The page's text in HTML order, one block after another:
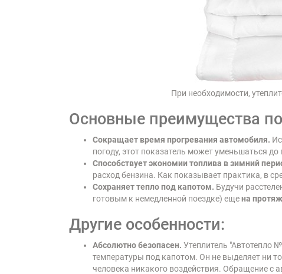
При необходимости,
Основные преимущества
Сокращает время прогревания автомобиля.
погоду, этот показатель может уменьшаться до
Способствует экономии топлива в зимний
расход бензина. Как показывает практика, в
Сохраняет тепло под капотом. Будучи
готовым к немедленной поездке) ещена
Другие особенности:
Абсолютно безопасен. Утеплитель "Автотепло
температуры под капотом. Он не выделяет ни
человека никакого воздействия. Обращение с